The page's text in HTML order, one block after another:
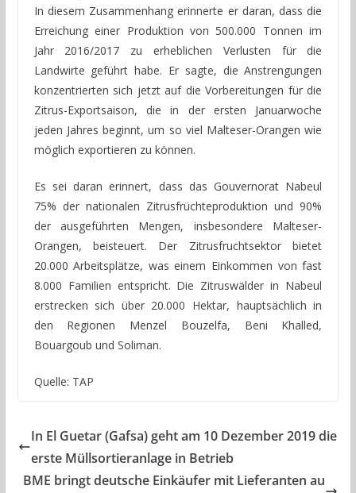
In diesem Zusammenhang erinnerte er daran, dass die
Erreichung einer Produktion von 500.000 Tonnen im
Jahr 2016/2017 zu erheblichen Verlusten für die
Landwirte geführt habe. Er sagte, die Anstrengungen
konzentrierten sich jetzt auf die Vorbereitungen für die
Zitrus-Exportsaison, die in der ersten Januarwoche
jeden Jahres beginnt, um so viel Malteser-Orangen wie
möglich exportieren zu können.
Es sei daran erinnert, dass das Gouvernorat Nabeul
75% der nationalen Zitrusfrüchteproduktion und 90%
der ausgeführten Mengen, insbesondere Malteser-
Orangen, beisteuert. Der Zitrusfruchtsektor bietet
20.000 Arbeitsplätze, was einem Einkommen von fast
8.000 Familien entspricht. Die Zitruswälder in Nabeul
erstrecken sich über 20.000 Hektar, hauptsächlich in
den Regionen Menzel Bouzelfa, Beni Khalled,
Bouargoub und Soliman.
Quelle: TAP
In El Guetar (Gafsa) geht am 10 Dezember 2019 die
erste Müllsortieranlage in Betrieb
BME bringt deutsche Einkäufer mit Lieferanten au